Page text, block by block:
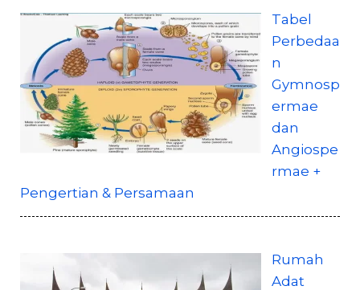
Tabel
Perbedaa
n
Gymnosp
ermae
dan
Angiospe
rmae +
Pengertian & Persamaan
Rumah
Adat